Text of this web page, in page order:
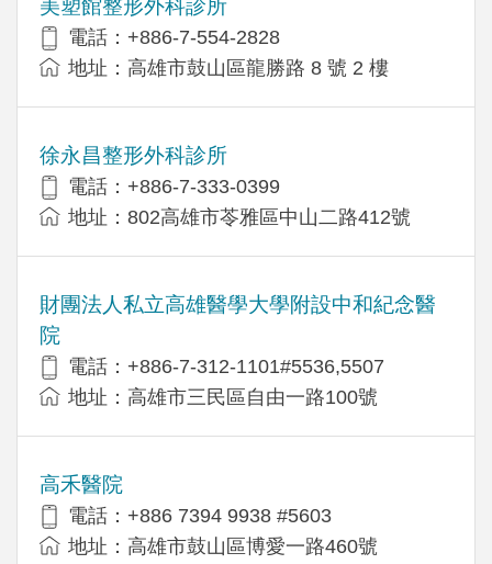
美塑館整形外科診所
電話：+886-7-554-2828
地址：高雄市鼓山區龍勝路 8 號 2 樓
徐永昌整形外科診所
電話：+886-7-333-0399
地址：802高雄市苓雅區中山二路412號
財團法人私立高雄醫學大學附設中和紀念醫
院
電話：+886-7-312-1101#5536,5507
地址：高雄市三民區自由一路100號
高禾醫院
電話：+886 7394 9938 #5603
地址：高雄市鼓山區博愛一路460號